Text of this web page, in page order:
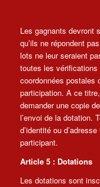
Les gagnants devront
qu’ils ne répondent
lots ne leur seraient
toutes les vérifications
coordonnées postales
participation. A ce
demander une copie
l’envoi de la dotation.
d’identité ou
participant.
Article 5 : Dotations
Les dotations sont